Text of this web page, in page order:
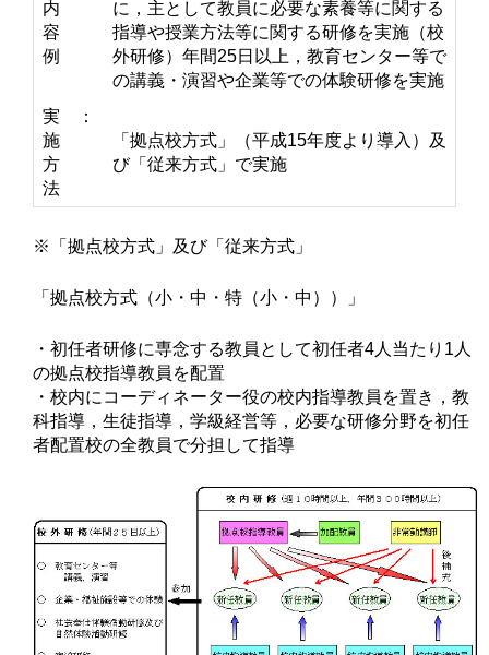
内
容
例
に，主として教員に必要な素養等に関する
指導や授業方法等に関する研修を実施（校
外研修）年間25日以上，教育センター等で
の講義・演習や企業等での体験研修を実施
実
施
方
法
：
「拠点校方式」（平成15年度より導入）及
び「従来方式」で実施
※「拠点校方式」及び「従来方式」
「拠点校方式（小・中・特（小・中））」
・初任者研修に専念する教員として初任者4人当たり1人
の拠点校指導教員を配置
・校内にコーディネーター役の校内指導教員を置き，教
科指導，生徒指導，学級経営等，必要な研修分野を初任
者配置校の全教員で分担して指導